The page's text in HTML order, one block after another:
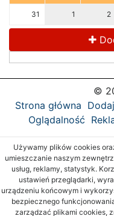
31 1 2
©
Strona główna
Oglądalność
Używamy plików cookies
umieszczanie naszym
usług, reklamy, statystyk.
ustawień przeglądarki,
urządzeniu końcowym i
bezpiecznego
zarządzać plikami cookies,